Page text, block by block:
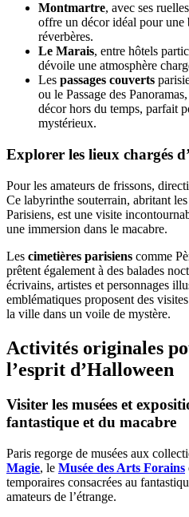
Montmartre, avec ses
offre un décor idéal pour une
réverbères.
Le Marais, entre hôtels
dévoile une atmosphère
Les passages couverts
ou le Passage des
décor hors du temps, parfait
mystérieux.
Explorer les lieux chargés
Pour les amateurs de frissons,
Ce labyrinthe souterrain, abritant
Parisiens, est une visite
une immersion dans le macabre.
Les cimetières parisiens comme
prêtent également à des balades
écrivains, artistes et personnages
emblématiques proposent des
la ville dans un voile de mystère.
Activités originales
l’esprit d’Halloween
Visiter les musées et
fantastique et du macabre
Paris regorge de musées aux
Magie, le Musée des Arts Forains
temporaires consacrées au
amateurs de l’étrange.